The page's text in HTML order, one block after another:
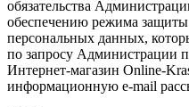
обязательства
обеспечению режима
персональных данных,
по запросу Администрации
Интернет-магазин Online-
информационную e-mail